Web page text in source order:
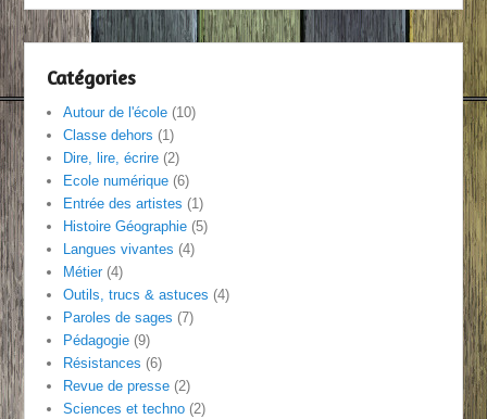
Catégories
Autour de l'école (10)
Classe dehors (1)
Dire, lire, écrire (2)
Ecole numérique (6)
Entrée des artistes (1)
Histoire Géographie (5)
Langues vivantes (4)
Métier(4)
Outils, trucs & astuces (4)
Paroles de sages (7)
Pédagogie (9)
Résistances (6)
Revue de presse (2)
Sciences et techno (2)